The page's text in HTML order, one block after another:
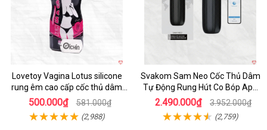
Lovetoy Vagina Lotus silicone
rung êm cao cấp cốc thủ dâm
nam
500.000₫ 581.000₫
(2,988)
Svakom Sam Neo Cốc Thủ Dâm
Tự Động Rung Hút Co Bóp App
Điều Khiển
2.490.000₫ 3.952.000₫
(2,759)